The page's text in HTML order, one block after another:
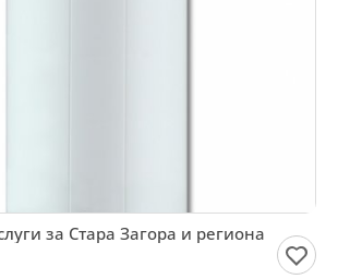
за Стара Загора и региона